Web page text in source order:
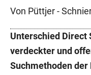
BERATUNG
Von Püttjer -
Unterschied Direct
verdeckter und
Suchmethoden